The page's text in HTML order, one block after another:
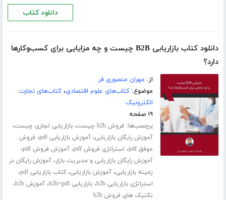
دانلود کتاب
دانلود کتاب بازاریابی B2B چیست و چه مزایایی برای کسب‌وکارها
دارد؟
از: مهران منصوری فر
موضوع:کتاب‌های علوم اقتصادی،کتاب‌های تجارت
الکترونیک
۱۹ صفحه
برچسب‌ها: فروش b2b چیست ،بازاریابی تجاری چیست،
آموزش رایگان بازاریابی،آموزش بازاریابی pdf ، فروش
موفق pdf
، استراتژی فروش pdf ،آموزش فروش pdf ،
آموزش رایگان بازاریابی و مدیریت بازار،آموزش رایگان در
زمینه بازاریابی،آموزش بازاریابی،کتاب بازاریابی pdf ،
استراتژی بازاریابی b2b ،بازاریابی b2b+pdf ،آموزش b2b ،
تکنیک های فروش b2b